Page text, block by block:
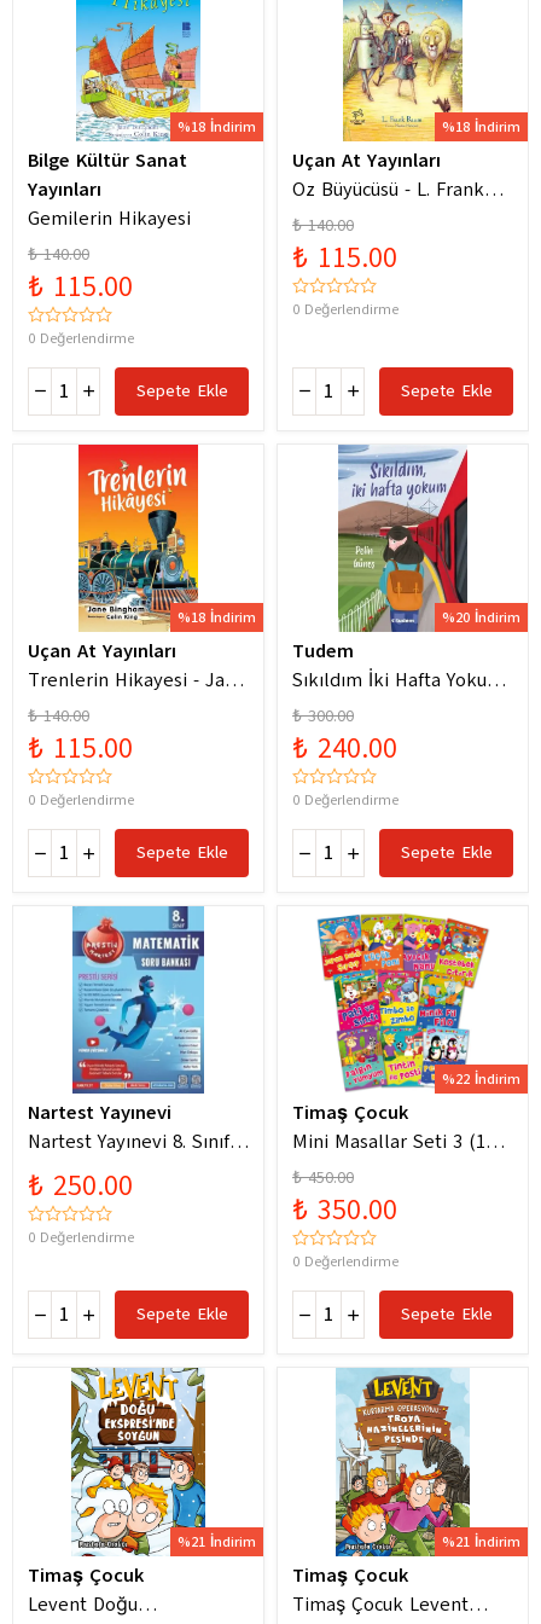
%18 İndirim
Bilge Kültür Sanat
Yayınları
Gemilerin Hikayesi
₺ 140.00
₺ 115.00
0 Değerlendirme
Sepete Ekle
%18 İndirim
Uçan At Yayınları
Oz Büyücüsü - L. Frank
Baum
₺ 140.00
₺ 115.00
0 Değerlendirme
Sepete Ekle
%18 İndirim
Uçan At Yayınları
Trenlerin Hikayesi - Jane
Bingham
₺ 140.00
₺ 115.00
0 Değerlendirme
Sepete Ekle
%20 İndirim
Tudem
Sıkıldım İki Hafta Yokum
Pelin Güneş
₺ 300.00
₺ 240.00
0 Değerlendirme
Sepete Ekle
Nartest Yayınevi
Nartest Yayınevi 8. Sınıf
Matematik Prestij Soru
Bankası
₺ 250.00
0 Değerlendirme
Sepete Ekle
%22 İndirim
Timaş Çocuk
Mini Masallar Seti 3 (10
Kitap) - Nalan Aktaş
Sönmez
₺ 450.00
₺ 350.00
0 Değerlendirme
Sepete Ekle
%21 İndirim
Timaş Çocuk
Levent Doğu
%21 İndirim
Timaş Çocuk
Timaş Çocuk Levent